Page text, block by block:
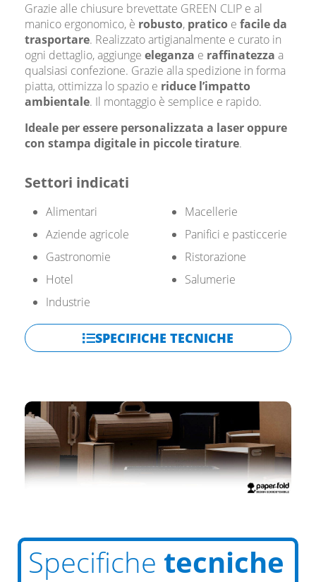
Grazie alle chiusure brevettate GREEN CLIP e al
manico ergonomico, è robusto, pratico e facile da
trasportare. Realizzato artigianalmente e curato in
ogni dettaglio, aggiunge eleganza e raffinatezza a
qualsiasi confezione. Grazie alla spedizione in forma
piatta, ottimizza lo spazio e riduce l’impatto
ambientale. Il montaggio è semplice e rapido.
Ideale per essere personalizzata a laser oppure
con stampa digitale in piccole tirature.
Settori indicati
Alimentari
Aziende agricole
Gastronomie
Hotel
Industrie
Macellerie
Panifici e pasticcerie
Ristorazione
Salumerie
SPECIFICHE TECNICHE
Specifiche tecniche